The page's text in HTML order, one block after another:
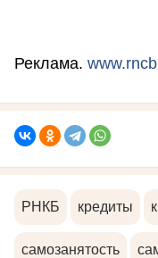
Реклама.
РНКБ кредиты
самозанятость